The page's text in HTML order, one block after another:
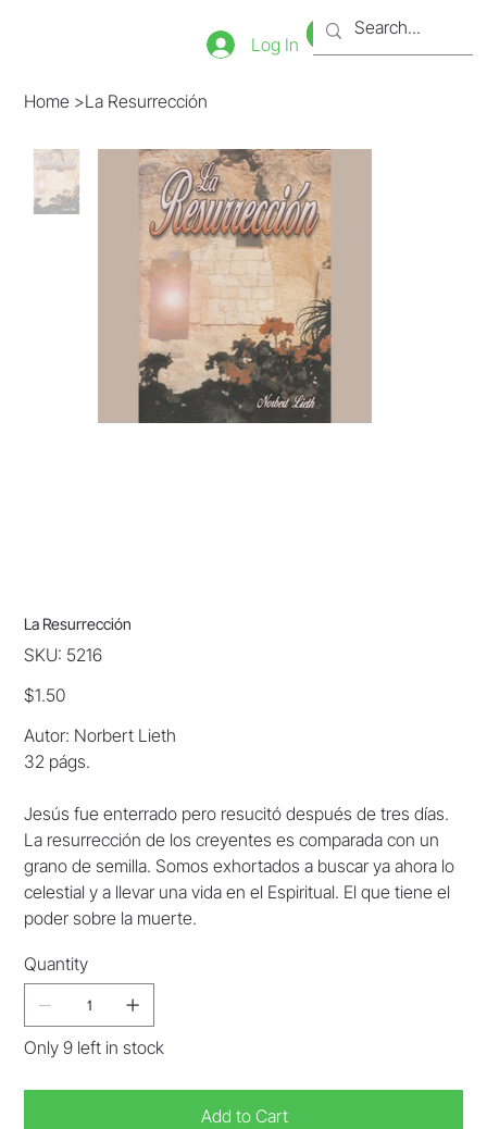
Bookstore
Tienda
Log In
Home >La Resurrección
La Resurrección
SKU: SKU
5216
5216
Price
$1.50
Autor: Norbert Lieth
32 págs.
Jesús fue enterrado pero resucitó después de tres días.
La resurrección de los creyentes es comparada con un
grano de semilla. Somos exhortados a buscar ya ahora lo
celestial y a llevar una vida en el Espiritual. El que tiene el
poder sobre la muerte.
Quantity
Only 9 left in stock
Add to Cart